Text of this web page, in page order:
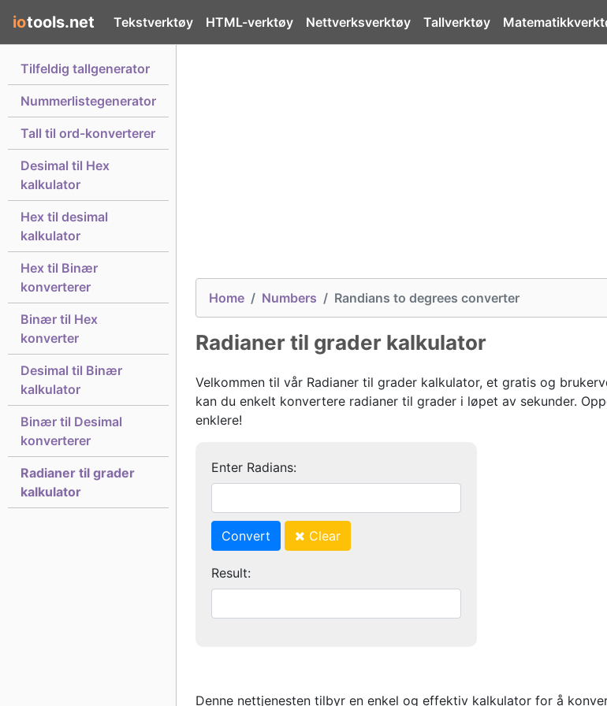
iotools.net Tekstverktøy HTML-verktøy Nettverksverktøy Tallverktøy
Tilfeldig tallgenerator
Nummerlistegenerator
Tall til ord-konverterer
Desimal til Hex
kalkulator
Hex til desimal
kalkulator
Hex til Binær
konverterer
Binær til Hex
konverter
Desimal til Binær
kalkulator
Binær til Desimal
konverterer
Radianer til grader
kalkulator
Home Numbers Randians to degrees converter
Radianer til grader kalkulator
Velkommen til vår Radianer til grader kalkulator, et gratis og
kan du enkelt konvertere radianer til grader i løpet av sekunder.
enklere!
Enter Radians:
Convert Clear
Result:
Denne nettjenesten tilbyr en enkel og effektiv kalkulator for å